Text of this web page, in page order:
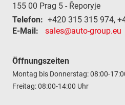
155 00 Prag 5 - Řeporyje
Telefon: +420 315 315 974,
E-Mail:
sales@auto-group.eu
Öffnungszeiten
Montag bis Donnerstag: 08:00-
Freitag: 08:00-14:00 Uhr